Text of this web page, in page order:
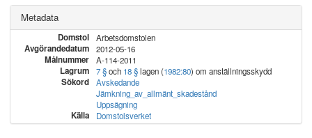
Metadata
Domstol Arbetsdomstolen
Avgörandedatum 2012-05-16
Målnummer A-114-2011
Lagrum 7 §och 18 §lagen (1982:80) om anställningsskydd
Sökord
Avskedande
Jämkning_av_allmänt_skadestånd
Uppsägning
Källa Domstolsverket